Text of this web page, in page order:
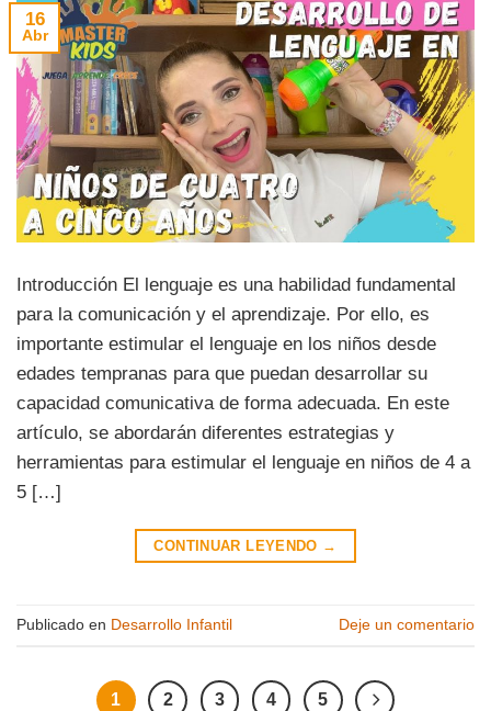
16
Abr
Introducción El lenguaje es una habilidad fundamental
para la comunicación y el aprendizaje. Por ello, es
importante estimular el lenguaje en los niños desde
edades tempranas para que puedan desarrollar su
capacidad comunicativa de forma adecuada. En este
artículo, se abordarán diferentes estrategias y
herramientas para estimular el lenguaje en niños de 4 a
5 […]
CONTINUAR LEYENDO →
Publicado en Desarrollo Infantil Deje un comentario
1 2 3 4 5